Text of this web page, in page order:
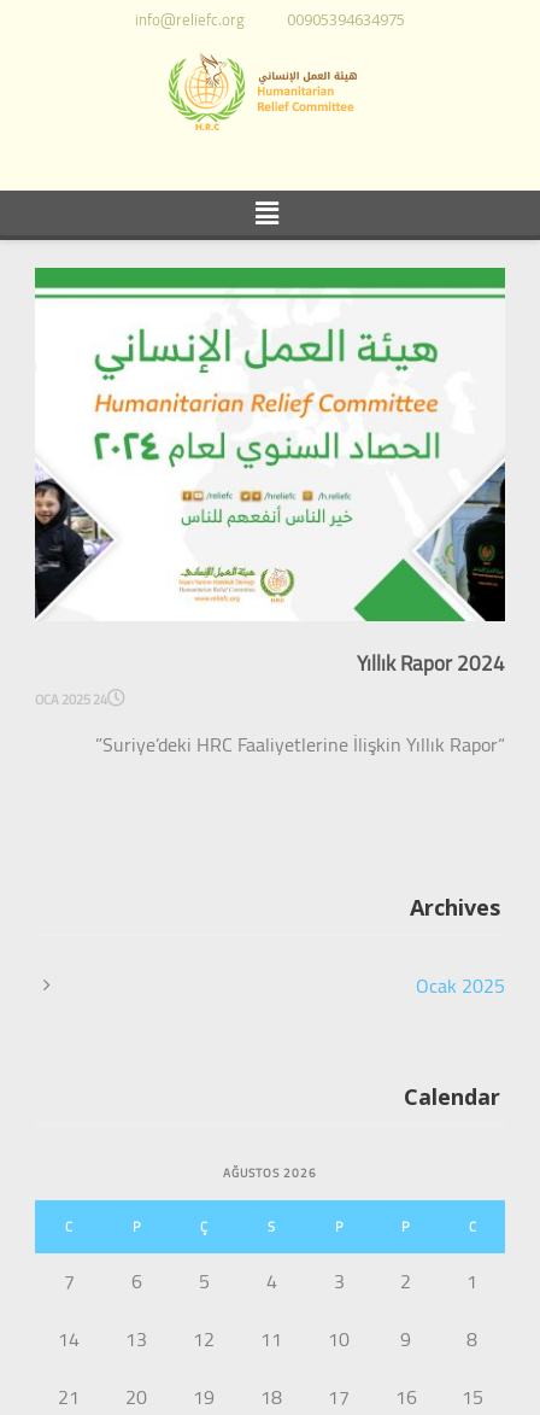
00905394634975
info@reliefc.org
Yıllık Rapor 2024
24 OCA 2025
“Suriye’deki HRC Faaliyetlerine İlişkin Yıllık Rapor”
Archives
Ocak 2025
Calendar
AĞUSTOS 2026
C
P
P
S
Ç
P
C
1
2
3
4
5
6
7
8
9
10
11
12
13
14
15
16
17
18
19
20
21